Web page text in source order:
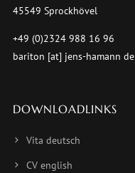
45549 Sprockhövel
+49 (0)2324 988 16 96
bariton [at] jens-hamann de
DOWNLOADLINKS
Vita deutsch
CV english